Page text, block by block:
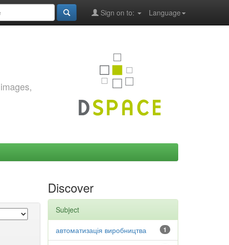
Language
Sign on to:
Discover
Subject
1
автоматизація виробництва